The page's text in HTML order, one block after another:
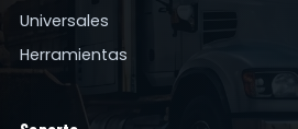
Universales
Herramientas